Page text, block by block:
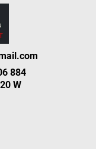
884
W